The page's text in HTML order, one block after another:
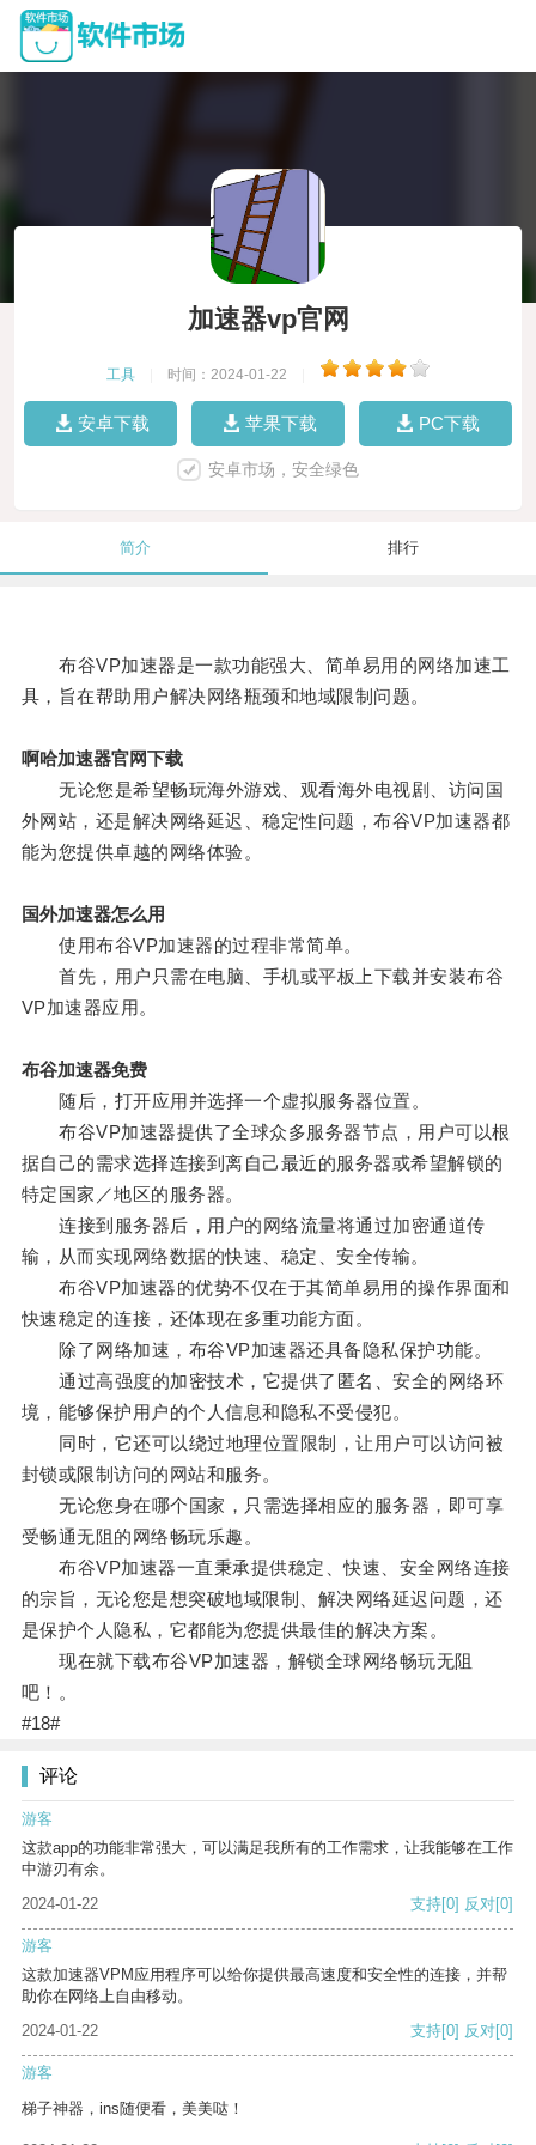
加速器vp官网
工具 时间：2024-01-22
安卓下载 苹果下载 PC下载
安卓市场，安全绿色
简介 排行
布谷VP加速器是一款功能强大、简单易用的网络加速工
具，旨在帮助用户解决网络瓶颈和地域限制问题。
啊哈加速器官网下载
无论您是希望畅玩海外游戏、观看海外电视剧、访问国
外网站，还是解决网络延迟、稳定性问题，布谷VP加速器都
能为您提供卓越的网络体验。
国外加速器怎么用
使用布谷VP加速器的过程非常简单。
首先，用户只需在电脑、手机或平板上下载并安装布谷
VP加速器应用。
布谷加速器免费
随后，打开应用并选择一个虚拟服务器位置。
布谷VP加速器提供了全球众多服务器节点，用户可以根
据自己的需求选择连接到离自己最近的服务器或希望解锁的
特定国家／地区的服务器。
连接到服务器后，用户的网络流量将通过加密通道传
输，从而实现网络数据的快速、稳定、安全传输。
布谷VP加速器的优势不仅在于其简单易用的操作界面和
快速稳定的连接，还体现在多重功能方面。
除了网络加速，布谷VP加速器还具备隐私保护功能。
通过高强度的加密技术，它提供了匿名、安全的网络环
境，能够保护用户的个人信息和隐私不受侵犯。
同时，它还可以绕过地理位置限制，让用户可以访问被
封锁或限制访问的网站和服务。
无论您身在哪个国家，只需选择相应的服务器，即可享
受畅通无阻的网络畅玩乐趣。
布谷VP加速器一直秉承提供稳定、快速、安全网络连接
的宗旨，无论您是想突破地域限制、解决网络延迟问题，还
是保护个人隐私，它都能为您提供最佳的解决方案。
现在就下载布谷VP加速器，解锁全球网络畅玩无阻
吧！。
#18#
评论
游客
这款app的功能非常强大，可以满足我所有的工作需求，让我能够在工作
中游刃有余。
2024-01-22
支持[0] 反对[0]
游客
这款加速器VPM应用程序可以给你提供最高速度和安全性的连接，并帮
助你在网络上自由移动。
2024-01-22
支持[0] 反对[0]
游客
梯子神器，ins随便看，美美哒！